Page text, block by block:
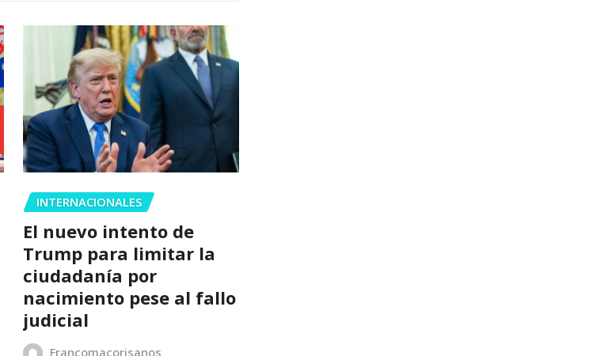
INTERNACIONALES
El nuevo intento de
Trump para limitar la
ciudadanía por
nacimiento pese al fallo
judicial
Francomacorisanos